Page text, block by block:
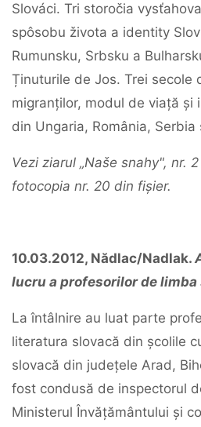
Slováci. Tri storočia
spôsobu života a identity
Rumunsku, Srbsku a
Ținuturile de Jos. Trei secole
migranților, modul de viață și
din Ungaria, România, Serbia
Vezi ziarul „Naše snahy", nr.
fotocopia nr. 20 din fișier.
10.03.2012, Nădlac/Nadlak.
lucru a profesorilor de limba
La întâlnire au luat parte
literatura slovacă din școlile
slovacă din județele Arad,
fost condusă de inspectorul
Ministerul Învățământului și